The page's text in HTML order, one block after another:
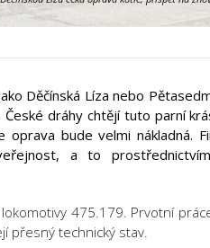
Děčínská Líza nebo
dráhy chtějí tuto parní
bude velmi nákladná.
a to
475.179. Prvotní
přesný technický stav.